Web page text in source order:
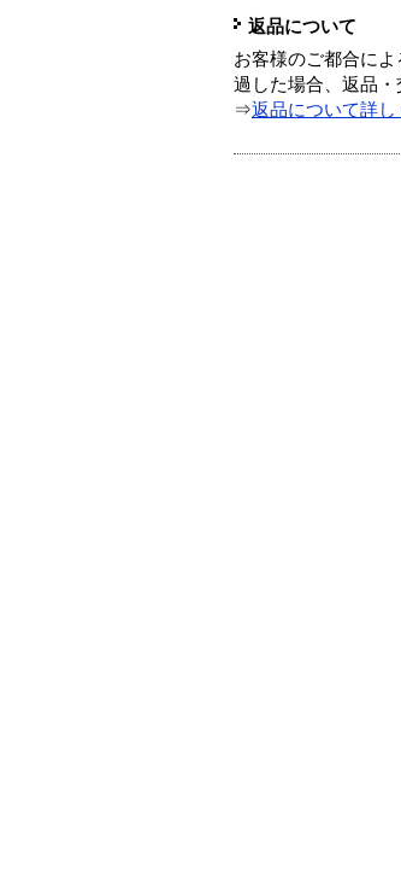
返品について
お客様のご都合に
過した場合、返品・
⇒返品について詳し